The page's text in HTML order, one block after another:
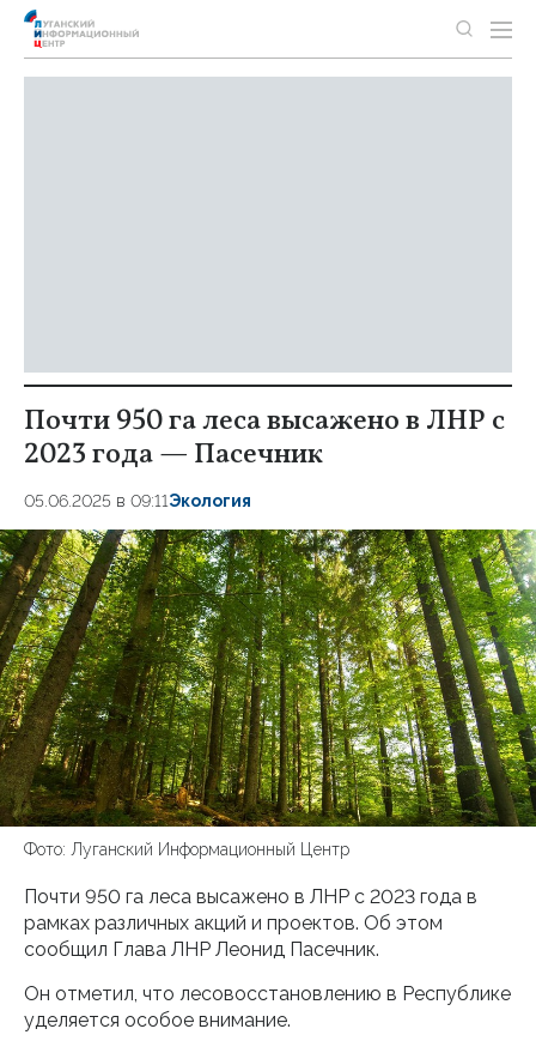
Почти 950 га леса высажено в ЛНР с
2023 года — Пасечник
05.06.2025 в 09:11Экология
Фото: Луганский Информационный Центр
Почти 950 га леса высажено в ЛНР с 2023 года в
рамках различных акций и проектов. Об этом
сообщил Глава ЛНР Леонид Пасечник.
Он отметил, что лесовосстановлению в Республике
уделяется особое внимание.